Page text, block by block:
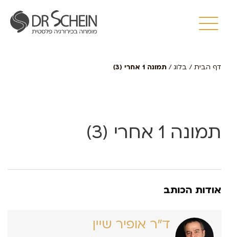
דף הבית / בלוג / תמונה 1 אחרי (3)
תמונה 1 אחרי (3)
אודות הכותב
ד״ר אופיר שיין